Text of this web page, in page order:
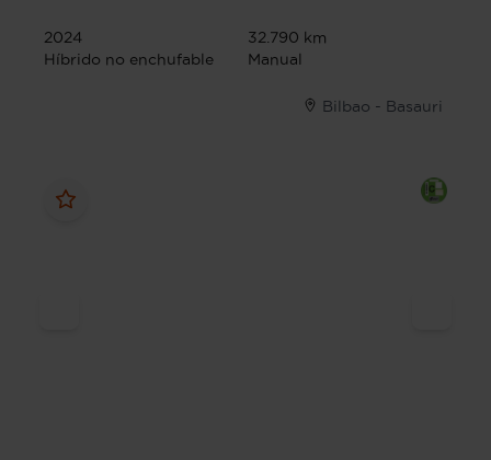
2024
32.790 km
Híbrido no enchufable
Manual
Bilbao - Basauri